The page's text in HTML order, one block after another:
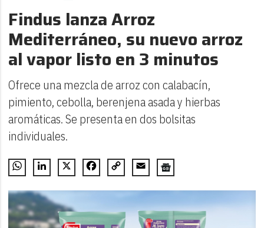
Findus lanza Arroz
Mediterráneo, su nuevo arroz
al vapor listo en 3 minutos
Ofrece una mezcla de arroz con calabacín,
pimiento, cebolla, berenjena asada y hierbas
aromáticas. Se presenta en dos bolsitas
individuales.
WhatsAppLinkedIn
X FacebookCopy
Email